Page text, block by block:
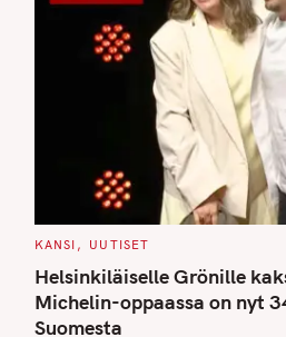
C
T
E
G
O
R
KANSI UUTISET
Helsinkiläiselle Grönille
Michelin-oppaassa on nyt
Suomesta